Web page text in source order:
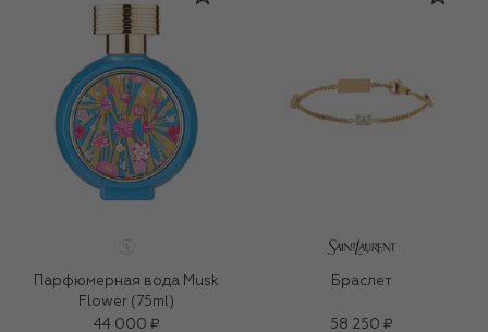
Парфюмерная вода Musk
Flower (75ml)
44 000 ₽
Браслет
58 250 ₽